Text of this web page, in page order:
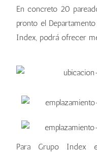
En concreto 20
pronto el
Index, podrá ofrecer
Para Grupo Index